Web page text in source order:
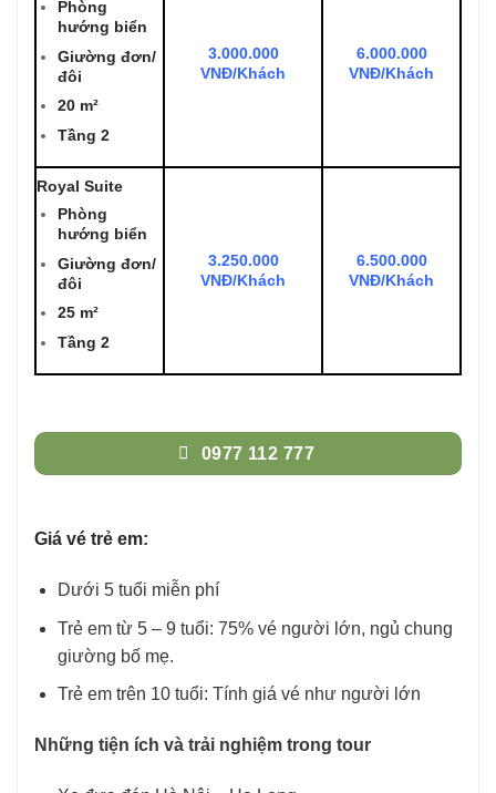
Phòng
hướng biển
Giường đơn/
đôi
20 m²
Tầng 2
3.000.000
VNĐ/Khách
6.000.000
VNĐ/Khách
Royal Suite
Phòng
hướng biển
Giường đơn/
đôi
25 m²
Tầng 2
3.250.000
VNĐ/Khách
6.500.000
VNĐ/Khách
0977 112 777
Giá vé trẻ em:
Dưới 5 tuổi miễn phí
Trẻ em từ 5 – 9 tuổi: 75% vé người lớn, ngủ chung
giường bố mẹ.
Trẻ em trên 10 tuổi: Tính giá vé như người lớn
Những tiện ích và trải nghiệm trong tour